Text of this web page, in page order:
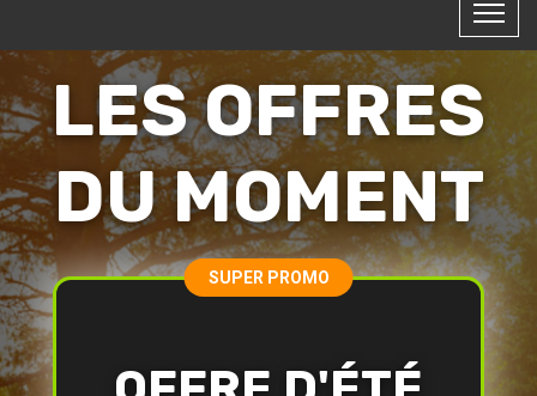
LES OFFRES
DU MOMENT
SUPER PROMO